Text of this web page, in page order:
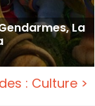
La
: Culture >